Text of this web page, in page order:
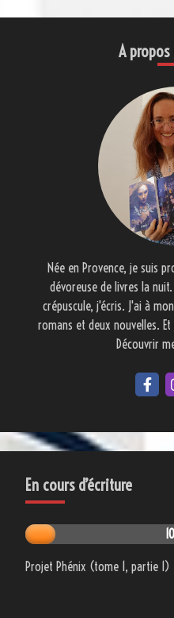
A propos
Née en Provence, je suis
dévoreuse de livres la
crépuscule, j'écris. J'ai à
romans et deux nouvelles.
Découvrir
En cours d’écriture
Projet Phénix (tome 1, partie 1)